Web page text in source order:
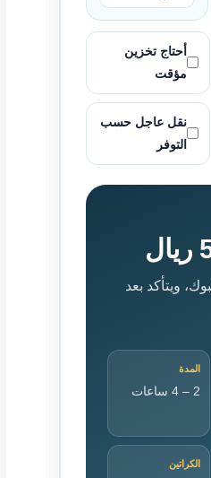
أحتاج تخزين
مؤقت
نقل عاجل حسب
التوفر
ويتأكد بعد
المدة
2 – 4 ساعات
الكراتين